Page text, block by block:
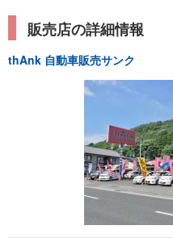
販売店の詳細情報
thAnk 自動車販売サンク